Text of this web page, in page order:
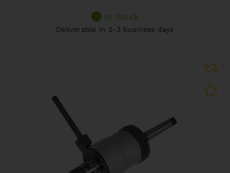
In Stock
Deliverable in 2-3 business days